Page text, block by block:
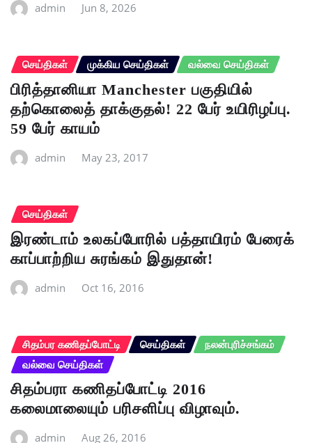
admin Jun 8, 2026
செய்திகள் முக்கிய செய்திகள் வல்வை செய்திகள்
பிரித்தானியா Manchester பகுதியில்
தற்கொலைத் தாக்குதல்! 22 பேர் உயிரிழப்பு.
59 பேர் காயம்
admin May 23, 2017
செய்திகள்
இரண்டாம் உலகப்போரில் பத்தாயிரம் பேரைக்
காப்பாற்றிய சுரங்கம் இதுதான்!
admin Oct 16, 2016
சிதம்பர கணிதப்போட்டி செய்திகள்
நலன்புரிச்சங்கம்
வல்வை செய்திகள்
சிதம்பரா கணிதப்போட்டி 2016
கலைமாலையும் பரிசளிப்பு விழாவும்.
admin Aug 26, 2016